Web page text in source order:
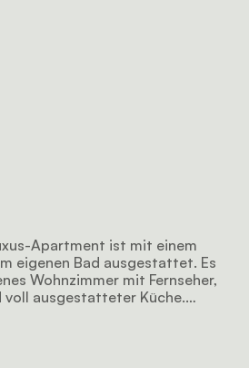
Apartment ist mit einem
eigenen Bad ausgestattet. Es
Wohnzimmer mit Fernseher,
voll ausgestatteter Küche.
Whirlpool (kalt und warm);